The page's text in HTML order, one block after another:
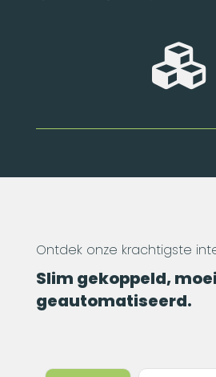

Ontdek onze krachtigste
Slim gekoppeld,
geautomatiseerd.